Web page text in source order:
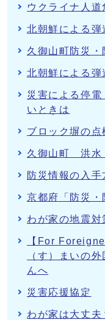
ウクライナ人
北朝鮮による弾
久御山町防災
北朝鮮による弾
災害による停
いときは
ブロック塀の点
久御山町 洪
防災情報の入手
京都府「防災・
わが家の地震対
【For
（す）まいの
んへ
災害応援協定
わが家は大丈夫